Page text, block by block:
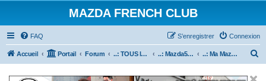
MAZDA FRENCH CLUB
FAQ Connexion
S’enregistrer
Accueil Portail Forum ..: TOUS les Véhicules MAZDA :.. ..: Mazda5 :.. ..: Ma Mazda5 :..